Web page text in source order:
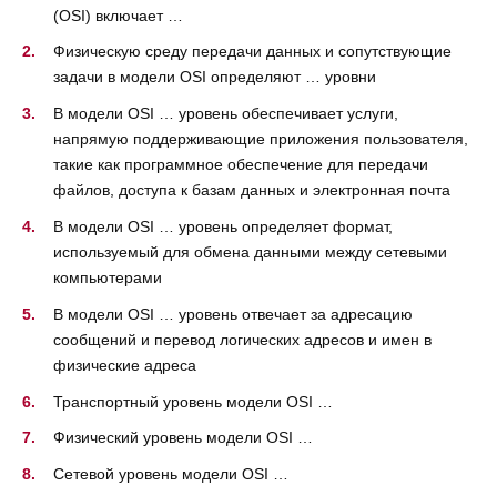
(OSI) включает …
Физическую среду передачи данных и сопутствующие
задачи в модели OSI определяют … уровни
В модели OSI … уровень обеспечивает услуги,
напрямую поддерживающие приложения пользователя,
такие как программное обеспечение для передачи
файлов, доступа к базам данных и электронная почта
В модели OSI … уровень определяет формат,
используемый для обмена данными между сетевыми
компьютерами
В модели OSI … уровень отвечает за адресацию
сообщений и перевод логических адресов и имен в
физические адреса
Транспортный уровень модели OSI …
Физический уровень модели OSI …
Сетевой уровень модели OSI …